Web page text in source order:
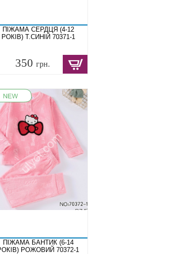
ПІЖАМА СЕРДЦЯ (4-12
РОКІВ) Т.СИНІЙ 70371-1
350 грн.
ПІЖАМА БАНТИК (6-14
РОЖОВИЙ 70372-1